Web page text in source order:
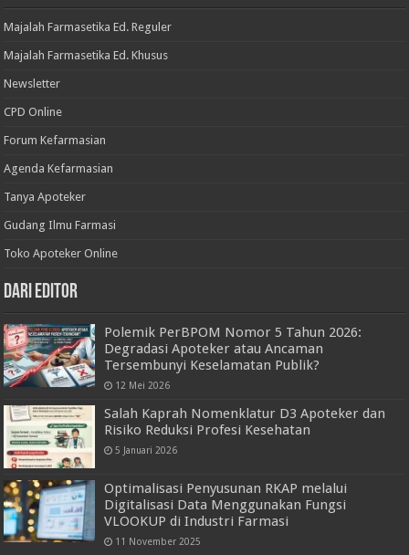
Majalah Farmasetika Ed. Reguler
Majalah Farmasetika Ed. Khusus
Newsletter
CPD Online
Forum Kefarmasian
Agenda Kefarmasian
Tanya Apoteker
Gudang Ilmu Farmasi
Toko Apoteker Online
Dari Editor
Polemik PerBPOM Nomor 5 Tahun 2026:
Degradasi Apoteker atau Ancaman
Tersembunyi Keselamatan Publik?
12 Mei 2026
Salah Kaprah Nomenklatur D3 Apoteker dan
Risiko Reduksi Profesi Kesehatan
5 Januari 2026
Optimalisasi Penyusunan RKAP melalui
Digitalisasi Data Menggunakan Fungsi
VLOOKUP di Industri Farmasi
11 November 2025